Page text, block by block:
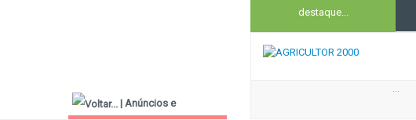
| Anúncios e
destaque...